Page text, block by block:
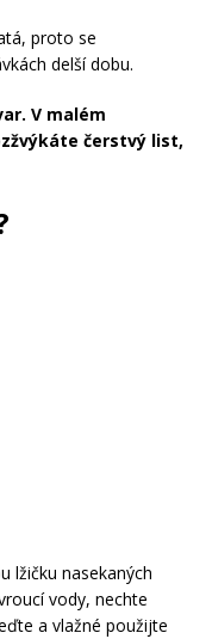
proto se
delší dobu.
V malém
čerstvý list,
lžičku nasekaných
vody, nechte
a vlažné použijte